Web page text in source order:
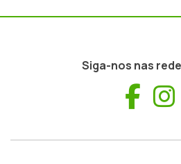
Siga-nos nas